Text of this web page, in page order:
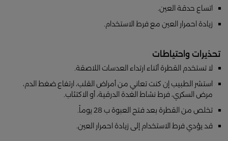
اتساع حدقة العين.
زيادة احمرار العين مع فرط الاستخدام.
تحذيرات واحتياطات
لا تستخدم القطرة أثناء ارتداء العدسات اللاصقة.
استشر الطبيب إن كنت تعاني من أمراض القلب، ارتفاع ضغط الدم،
مرض السكري، فرط نشاط الغدة الدرقية، أو الاكتئاب.
تخلص من القطرة بعد فتح العبوة ب 28 يوماً.
قد يؤدي فرط الاستخدام إلى زيادة احمرار العين.